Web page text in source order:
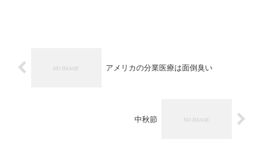
アメリカの分業医療は面倒臭い
中秋節